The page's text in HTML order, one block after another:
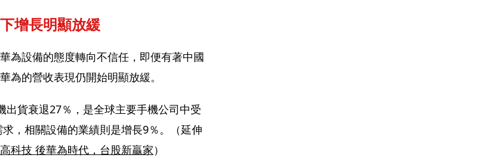
增長明顯放緩
為設備的態度轉向不信任，即便有著中國
為的營收表現仍開始明顯放緩。
貨衰退27％，是全球主要手機公司中受
，相關設備的業績則是增長9％。（延伸
科技 後華為時代，台股新贏家）